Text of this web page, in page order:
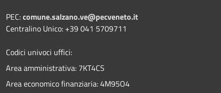
PEC:comune.salzano.ve@pecveneto.it
Centralino Unico: +39 041 5709711
Codici univoci uffici:
Area amministrativa: 7KT4CS
Area economico finanziaria: 4M95O4